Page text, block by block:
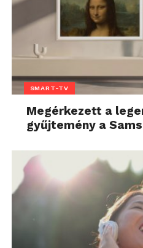
SMART-TV
Megérkezett a
gyűjtemény a